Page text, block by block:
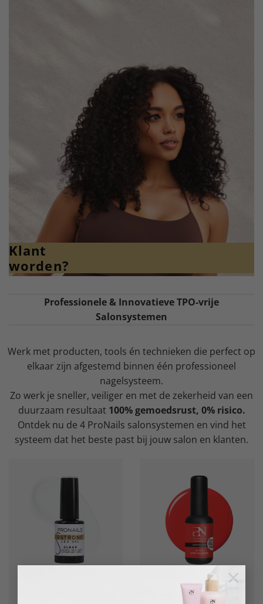
×
Klant
worden?
Professionele & Innovatieve TPO-vrije
Salonsystemen
Werk met producten, tools én technieken die perfect op
elkaar zijn afgestemd binnen één professioneel
nagelsysteem.
Zo werk je sneller, veiliger en met de zekerheid van een
duurzaam resultaat 100% gemoedsrust, 0% risico.
Ontdek nu de 4 ProNails salonsystemen en vind het
systeem dat het beste past bij jouw salon en klanten.